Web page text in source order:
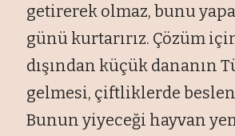
getirerek olmaz, bunu
günü kurtarırız. Çözüm
dışından küçük dananın
gelmesi, çiftliklerde
Bunun yiyeceği hayvan